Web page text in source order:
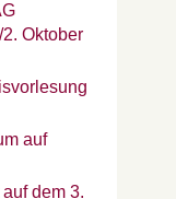
Oktober
auf
dem 3.